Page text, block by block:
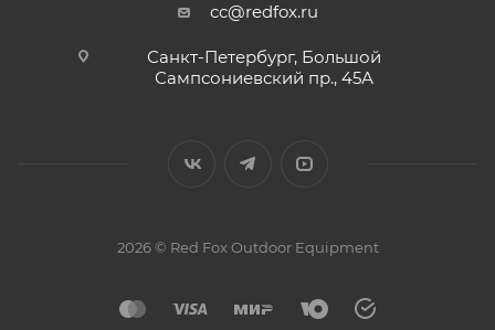
cc@redfox.ru
Санкт-Петербург, Большой
Сампсониевский пр., 45А
2026 © Red Fox Outdoor Equipment